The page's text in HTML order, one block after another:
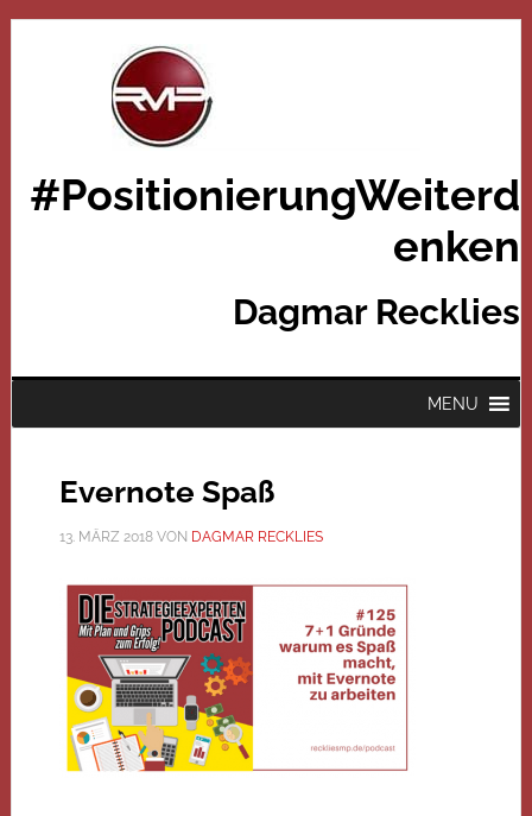
#PositionierungWeiterd
enken
Dagmar Recklies
MENU
Evernote Spaß
13. MÄRZ 2018VON DAGMAR RECKLIES